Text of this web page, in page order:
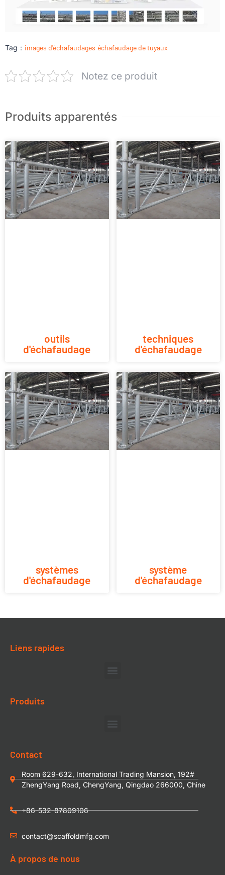
Tag： images d'échafaudages échafaudage de tuyaux
Notez ce produit
Produits apparentés
outils
d'échafaudage
techniques
d'échafaudage
systèmes
d'échafaudage
système
d'échafaudage
Liens rapides
Produits
Contact
Room 629-632, International Trading Mansion, 192#
ZhengYang Road, ChengYang, Qingdao 266000, Chine
+86-532-87809106
contact@scaffoldmfg.com
À propos de nous